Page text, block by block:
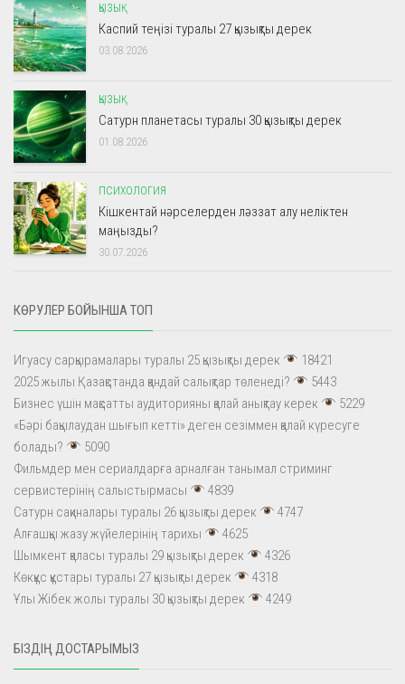
ҚЫЗЫҚ
Каспий теңізі туралы 27 қызықты дерек
03.08.2026
ҚЫЗЫҚ
Сатурн планетасы туралы 30 қызықты дерек
01.08.2026
ПСИХОЛОГИЯ
Кішкентай нәрселерден ләззат алу неліктен
маңызды?
30.07.2026
КӨРУЛЕР БОЙЫНША ТОП
Игуасу сарқырамалары туралы 25 қызықты дерек
18421
2025 жылы Қазақстанда қандай салықтар төленеді?
5443
Бизнес үшін мақсатты аудиторияны қалай анықтау керек
5229
«Бәрі бақылаудан шығып кетті» деген сезіммен қалай күресуге
болады?
5090
Фильмдер мен сериалдарға арналған танымал стриминг
сервистерінің салыстырмасы
4839
Сатурн сақиналары туралы 26 қызықты дерек
4747
Алғашқы жазу жүйелерінің тарихы
4625
Шымкент қаласы туралы 29 қызықты дерек
4326
Көкқұс құстары туралы 27 қызықты дерек
4318
Ұлы Жібек жолы туралы 30 қызықты дерек
4249
БІЗДІҢ ДОСТАРЫМЫЗ